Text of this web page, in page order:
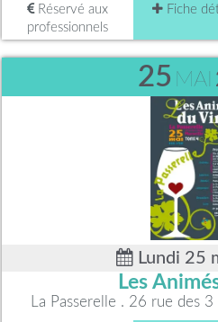
Réservé aux
professionnels
Fiche
25 MAI
Lundi 25
Les
La Passerelle . 26 rue des